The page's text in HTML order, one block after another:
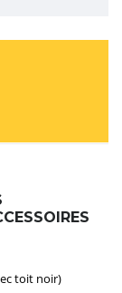
toit noir)